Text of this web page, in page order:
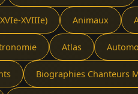
XVIIIe) Animaux
Atlas
Biographies Chanteurs